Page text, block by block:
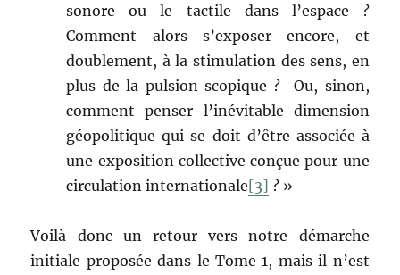
sonore ou le tactile dans l’espace ?
Comment alors s’exposer encore, et
doublement, à la stimulation des sens, en
plus de la pulsion scopique ? Ou, sinon,
comment penser l’inévitable dimension
géopolitique qui se doit d’être associée à
une exposition collective conçue pour une
circulation internationale[3] ? »
Voilà donc un retour vers notre démarche
initiale proposée dans le Tome 1, mais il n’est